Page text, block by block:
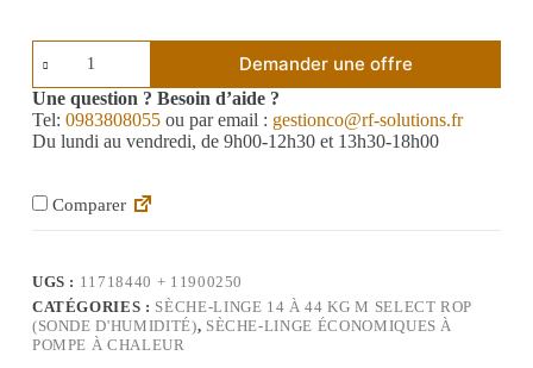
Demander une offre
Une question ? Besoin d’aide ?
Tel: 0983808055ou par email : gestionco@rf-solutions.fr
Du lundi au vendredi, de 9h00-12h30 et 13h30-18h00
Comparer
UGS : 11718440 + 11900250
CATÉGORIES : SÈCHE-LINGE 14 À 44 KG M SELECT ROP
(SONDE D'HUMIDITÉ), SÈCHE-LINGE ÉCONOMIQUES À
POMPE À CHALEUR